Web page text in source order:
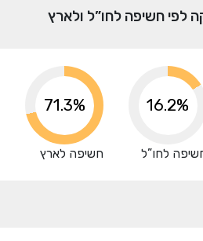
לפי חשיפה לחו”ל ולארץ
16.2%
לחו”ל
83.7%
חשיפה לארץ
בבדיקה חינם
הפרטים שמסרתי ישמשו לקבלת פניות, הצעות שיווקיות מאיתנו או